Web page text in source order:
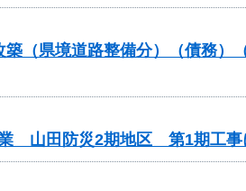
（県境道路整備分）（債務）
山田防災2期地区 第1期工事